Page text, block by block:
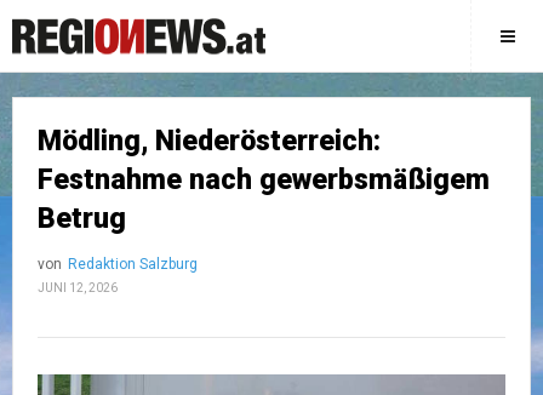
Mödling, Niederösterreich:
Festnahme nach gewerbsmäßigem
Betrug
von Redaktion Salzburg
JUNI 12, 2026